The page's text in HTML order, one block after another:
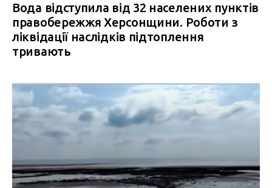
Вода відступила від 32 населених пунктів
правобережжя Херсонщини. Роботи з
ліквідації наслідків підтоплення
тривають